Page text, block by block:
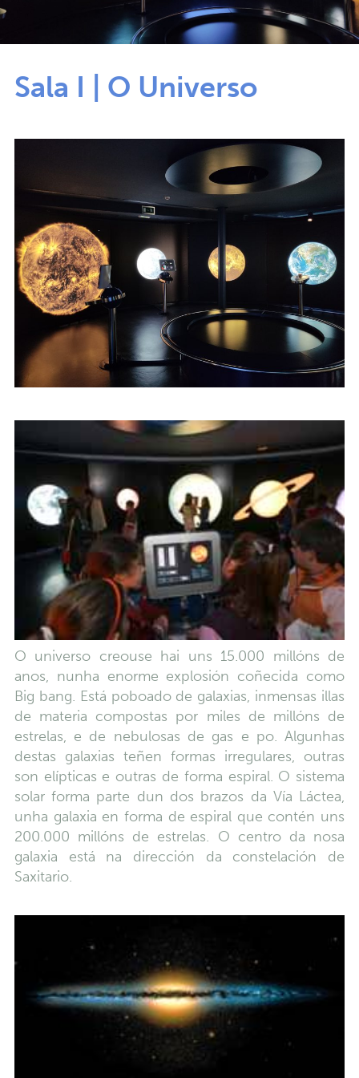
Sala I | O Universo
O universo creouse hai uns 15.000 millóns de
anos, nunha enorme explosión coñecida como
Big bang. Está poboado de galaxias, inmensas illas
de materia compostas por miles de millóns de
estrelas, e de nebulosas de gas e po. Algunhas
destas galaxias teñen formas irregulares, outras
son elípticas e outras de forma espiral. O sistema
solar forma parte dun dos brazos da Vía Láctea,
unha galaxia en forma de espiral que contén uns
200.000 millóns de estrelas. O centro da nosa
galaxia está na dirección da constelación de
Saxitario.